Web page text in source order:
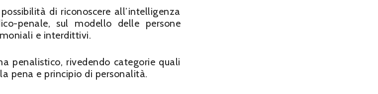
di riconoscere all’intelligenza
penale, sul modello delle persone
e interdittivi.
penalistico, rivedendo categorie quali
pena e principio di personalità.